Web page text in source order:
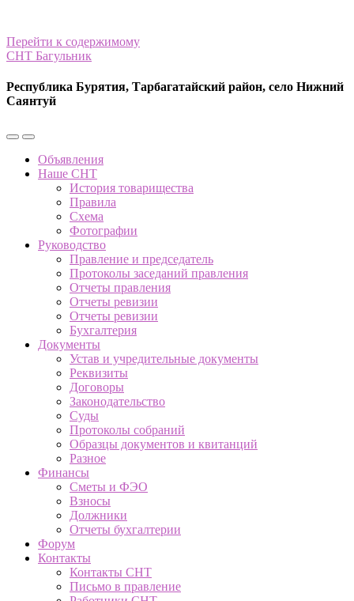
Перейти к содержимому
СНТ Багульник
Республика Бурятия, Тарбагатайский район, село Нижний
Саянтуй
Переключить
мобильное
меню
Переключить
поле
поиска
Объявления
Наше СНТ
История товарищества
Правила
Схема
Фотографии
Руководство
Правление и председатель
Протоколы заседаний правления
Отчеты правления
Отчеты ревизии
Отчеты ревизии
Бухгалтерия
Документы
Устав и учредительные документы
Реквизиты
Договоры
Законодательство
Суды
Протоколы собраний
Образцы документов и квитанций
Разное
Финансы
Сметы и ФЭО
Взносы
Должники
Отчеты бухгалтерии
Форум
Контакты
Контакты СНТ
Письмо в правление